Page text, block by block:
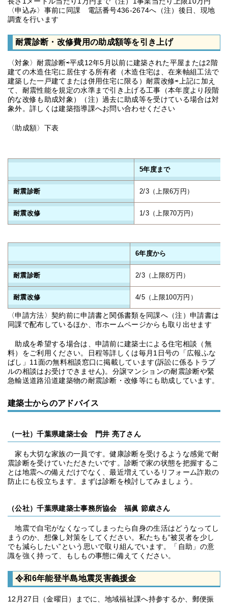
〈申込み〉事前に同課 電話番号436-2674へ（注）後日、現地
調査を行います
耐震診断・改修費用の助成額等を引き上げ
〈対象〉耐震診断⇨平成12年5月以前に建築された平屋または2階
建ての木造住宅に居住する所有者（木造住宅は、在来軸組工法で
建築した一戸建てまたは併用住宅に限る）耐震改修⇨上記に加え
て、耐震性能を規定の水準まで引き上げる工事（本年度より段階
的な改修も助成対象）（注）過去に助成等を受けている場合は対
象外。詳しくは建築指導課へお問い合わせください
〈助成額〉下表
5年度まで
耐震診断 2/3（上限6万円）
耐震改修 1/3（上限70万円）
6年度から
耐震診断 2/3（上限8万円）
耐震改修 4/5（上限100万円）
〈申請方法〉契約前に申請書と関係書類を同課へ（注）申請書は
同課で配布しているほか、市ホームページからも取り出せます
助成を希望する場合は、申請前に建築士による住宅相談（無
料）をご利用ください。日程等詳しくは毎月1日号の「広報ふな
ばし」11面の無料相談窓口に掲載しています(訴訟に係るトラブ
ルの相談はお受けできません)。分譲マンションの耐震診断や緊
急輸送道路沿道建築物の耐震診断・改修等にも助成しています。
建築士からのアドバイス
（一社）千葉県建築士会 門井 亮了さん
家も大切な家族の一員です。健康診断を受けるような感覚で耐
震診断を受けていただきたいです。診断で家の状態を把握するこ
とは地震への備えだけでなく、最近増えているリフォーム詐欺の
防止にも役立ちます。まずは診断を検討してみましょう。
（公社）千葉県建築士事務所協会 福眞 節歳さん
地震で自宅がなくなってしまったら自身の生活はどうなってし
まうのか、想像し対策をしてください。私たちも“被災者を少し
でも減らしたい”という思いで取り組んでいます。「自助」の意
識を強く持って、もしもの事態に備えてください。
令和6年能登半島地震災害義援金
12月27日（金曜日）までに、地域福祉課へ持参するか、郵便振